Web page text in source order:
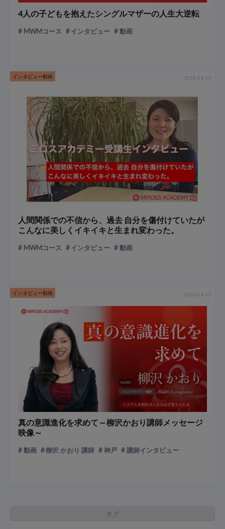
4人の子どもを抱えたシングルマザーの人生大逆転
MWMコース インタビュー 動画
インタビュー動画 2018-04-14
人間関係での不信から、過去 自分を傷付けていたが
こんなに美しくイキイキと生まれ変わった。
MWMコース インタビュー 動画
インタビュー動画 2018-04-13
真の意識進化を求めて～柳沢かおり講師メッセージ
映像～
動画 柳沢 かおり 講師 神戸 講師インタビュー
タグ